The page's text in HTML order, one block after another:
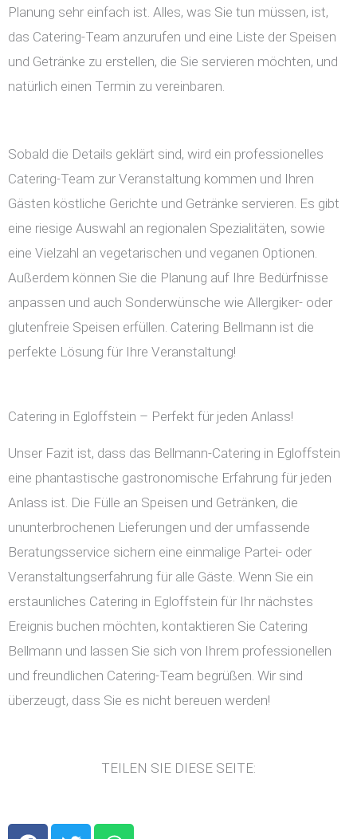
Planung sehr einfach ist. Alles, was Sie tun müssen, ist,
das Catering-Team anzurufen und eine Liste der Speisen
und Getränke zu erstellen, die Sie servieren möchten, und
natürlich einen Termin zu vereinbaren.
Sobald die Details geklärt sind, wird ein professionelles
Catering-Team zur Veranstaltung kommen und Ihren
Gästen köstliche Gerichte und Getränke servieren. Es gibt
eine riesige Auswahl an regionalen Spezialitäten, sowie
eine Vielzahl an vegetarischen und veganen Optionen.
Außerdem können Sie die Planung auf Ihre Bedürfnisse
anpassen und auch Sonderwünsche wie Allergiker- oder
glutenfreie Speisen erfüllen. Catering Bellmann ist die
perfekte Lösung für Ihre Veranstaltung!
Catering in Egloffstein – Perfekt für jeden Anlass!
Unser Fazit ist, dass das Bellmann-Catering in Egloffstein
eine phantastische gastronomische Erfahrung für jeden
Anlass ist. Die Fülle an Speisen und Getränken, die
ununterbrochenen Lieferungen und der umfassende
Beratungsservice sichern eine einmalige Partei- oder
Veranstaltungserfahrung für alle Gäste. Wenn Sie ein
erstaunliches Catering in Egloffstein für Ihr nächstes
Ereignis buchen möchten, kontaktieren Sie Catering
Bellmann und lassen Sie sich von Ihrem professionellen
und freundlichen Catering-Team begrüßen. Wir sind
überzeugt, dass Sie es nicht bereuen werden!
TEILEN SIE DIESE SEITE:
F
T
W